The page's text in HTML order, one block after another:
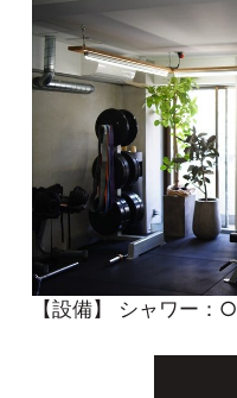
【設備】 シャワー：○